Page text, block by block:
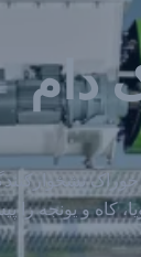
دام
کاه و